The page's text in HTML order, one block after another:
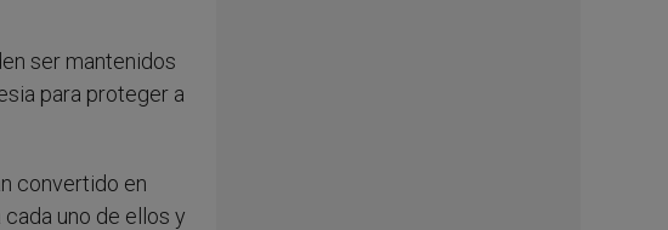
ser mantenidos
para proteger a
convertido en
uno de ellos y